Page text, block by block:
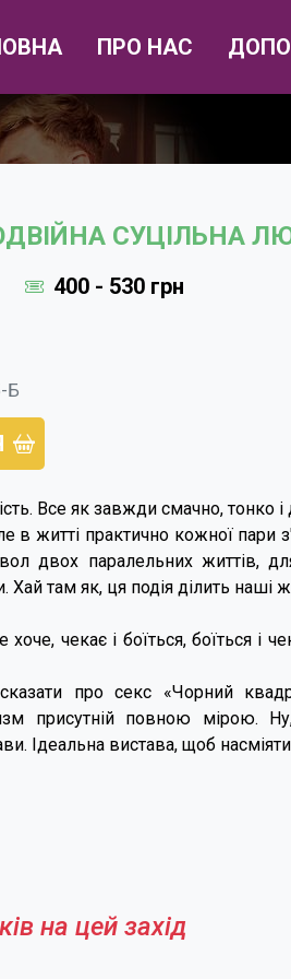
ПРО НАС
СУЦІЛЬНА
400 - 530 грн
Б
Все як завжди смачно, тонко
в житті практично кожної
двох паралельних життів,
там як, ця подія ділить наші
чекає і боїться, боїться і
сказати про секс «Чорний
присутній повною мірою.
Ідеальна вистава, щоб
на цей захід